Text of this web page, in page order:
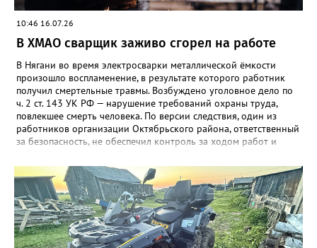
10:46 16.07.26
В ХМАО сварщик заживо сгорел на работе
В Нягани во время электросварки металлической ёмкости
произошло воспламенение, в результате которого работник
получил смертельные травмы. Возбуждено уголовное дело по
ч. 2 ст. 143 УК РФ — нарушение требований охраны труда,
повлекшее смерть человека. По версии следствия, один из
работников организации Октябрьского района, ответственный
за безопасность, не обеспечил контроль за ходом работ и
шва металлической ёмкости произошло воспламенение.
Сварщик получил телесные повреждения, от которых
скончался на месте. Няганским межрайонным следственным
отделом СК возбуждено дело по ч. 2 ст. 143 УК РФ. Проводятся
следственные действия для установления всех обстоятельств.